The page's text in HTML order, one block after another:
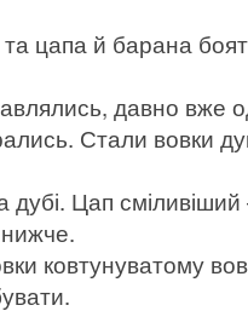
цапа й барана
давно вже
Стали вовки
Цап сміливіший
ковтунуватому